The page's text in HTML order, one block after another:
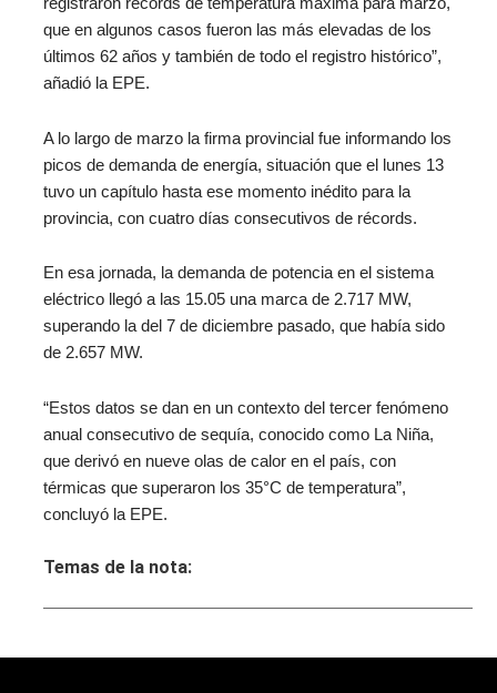
registraron récords de temperatura máxima para marzo,
que en algunos casos fueron las más elevadas de los
últimos 62 años y también de todo el registro histórico”,
añadió la EPE.
A lo largo de marzo la firma provincial fue informando los
picos de demanda de energía, situación que el lunes 13
tuvo un capítulo hasta ese momento inédito para la
provincia, con cuatro días consecutivos de récords.
En esa jornada, la demanda de potencia en el sistema
eléctrico llegó a las 15.05 una marca de 2.717 MW,
superando la del 7 de diciembre pasado, que había sido
de 2.657 MW.
“Estos datos se dan en un contexto del tercer fenómeno
anual consecutivo de sequía, conocido como La Niña,
que derivó en nueve olas de calor en el país, con
térmicas que superaron los 35°C de temperatura”,
concluyó la EPE.
Temas de la nota: